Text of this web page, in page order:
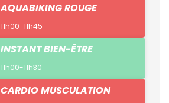
AQUABIKING ROUGE
11h00-11h45
INSTANT BIEN-ÊTRE
11h00-11h30
CARDIO MUSCULATION